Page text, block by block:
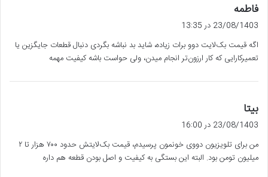
فاطمه
ف
:
23/08/1403 در 13:35
اگه قیمت بک‌لایت دوو برات زیاده، شاید بد نباشه بگردی دنبال قطعات جایگزین یا
تعمیرکارایی که کار ارزون‌تر انجام میدن، ولی حواست باشه کیفیت مهمه
بیتا
ف
:
23/08/1403 در 16:00
من برای تلویزیون دووی خونمون پرسیدم، قیمت بک‌لایتش حدود ۷۰۰ هزار تا ۲
میلیون تومن بود. البته این بستگی به کیفیت و اصل بودن قطعه هم داره